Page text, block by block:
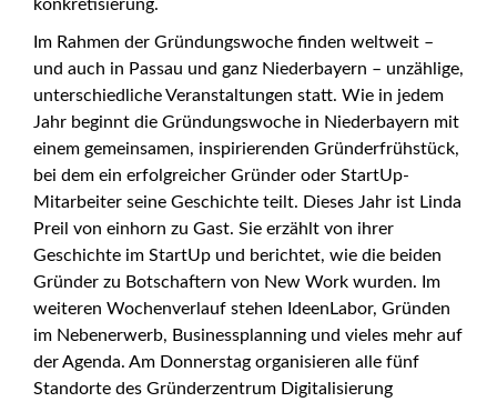
konkretisierung.
Im Rahmen der Gründungswoche finden weltweit –
und auch in Passau und ganz Niederbayern – unzählige,
unterschiedliche Veranstaltungen statt. Wie in jedem
Jahr beginnt die Gründungswoche in Niederbayern mit
einem gemeinsamen, inspirierenden Gründerfrühstück,
bei dem ein erfolgreicher Gründer oder StartUp-
Mitarbeiter seine Geschichte teilt. Dieses Jahr ist Linda
Preil von einhorn zu Gast. Sie erzählt von ihrer
Geschichte im StartUp und berichtet, wie die beiden
Gründer zu Botschaftern von New Work wurden. Im
weiteren Wochenverlauf stehen IdeenLabor, Gründen
im Nebenerwerb, Businessplanning und vieles mehr auf
der Agenda. Am Donnerstag organisieren alle fünf
Standorte des Gründerzentrum Digitalisierung